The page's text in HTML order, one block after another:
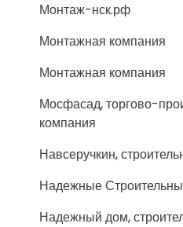
Монтаж-нск.рф
Монтажная компания
Монтажная компания
Мосфасад, торгово-
компания
Навсеручкин,
Надежные
Надежный дом,